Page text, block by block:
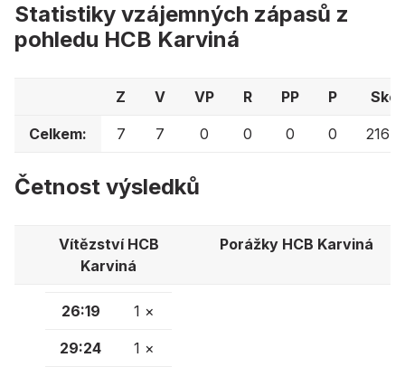
Statistiky vzájemných zápasů z
pohledu HCB Karviná
Z V VP R PP P
Celkem: 7 7 0 0 0 0
Četnost výsledků
Vítězství HCB
Karviná
Porážky HCB Karviná
26:19 1 ×
29:24 1 ×